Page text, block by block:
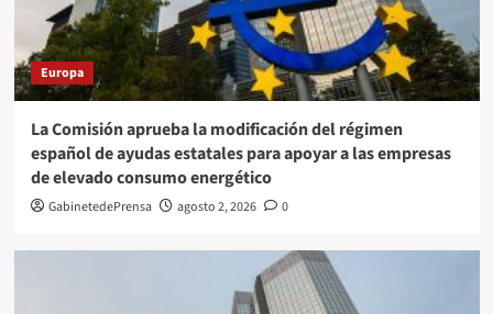
Europa
La Comisión aprueba la modificación del régimen
español de ayudas estatales para apoyar a las empresas
de elevado consumo energético
GabinetedePrensa agosto 2, 2026 0